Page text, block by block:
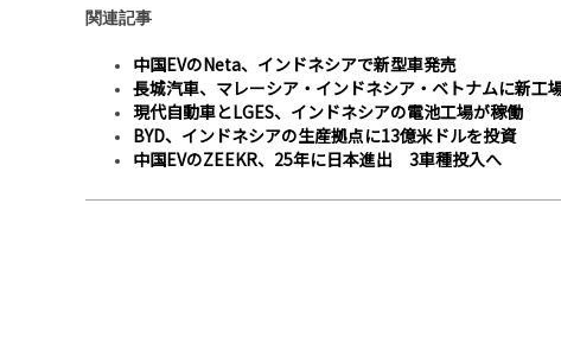
関連記事
中国EVのNeta、インドネシアで新型車発売
長城汽車、マレーシア・インドネシア・ベトナムに新工
現代自動車とLGES、インドネシアの電池工場が稼働
BYD、インドネシアの生産拠点に13億米ドルを投資
中国EVのZEEKR、25年に日本進出 3車種投入へ